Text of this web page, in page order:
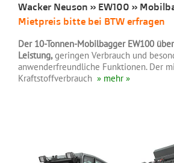
Wacker Neuson » EW100 »
Mietpreis bitte bei BTW erfragen
Der 10-Tonnen-Mobilbagger EW100
Leistung,geringen Verbrauch und
anwenderfreundliche Funktionen. Der
Kraftstoffverbrauch » mehr »